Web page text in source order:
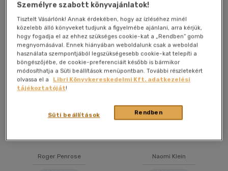
Roger Penrose Naomi Klein
Személyre szabott könyvajánlatok!
Tisztelt Vásárlónk! Annak érdekében, hogy az ízléséhez minél
közelebb álló könyveket tudjunk a figyelmébe ajánlani, arra kérjük,
hogy fogadja el az ehhez szükséges cookie-kat a „Rendben” gomb
megnyomásával. Ennek hiányában weboldalunk csak a weboldal
használata szempontjából legszükségesebb cookie-kat telepíti a
böngészőjébe, de cookie-preferenciáit később is bármikor
módosíthatja a Süti beállítások menüpontban. További részletekért
olvassa el a
Libri Könyvkereskedelmi Kft. adatkezelési
tájékoztatóját!
Rendben
Süti beállítások